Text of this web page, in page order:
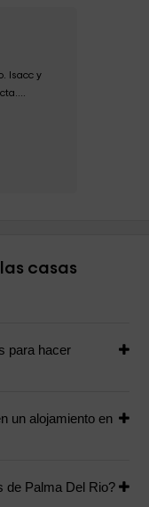
Isacc y
casas
para hacer
un alojamiento en
de Palma Del Rio?